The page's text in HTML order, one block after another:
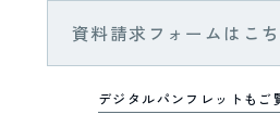
資料請求フォームはこ
デジタルパンフレットもご